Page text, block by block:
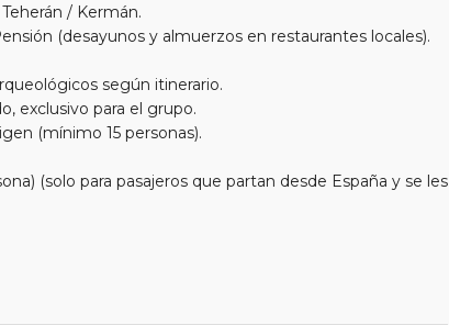
/ Kermán.
(desayunos y almuerzos en restaurantes locales).
según itinerario.
exclusivo para el grupo.
(mínimo 15 personas).
(solo para pasajeros que partan desde España y se les